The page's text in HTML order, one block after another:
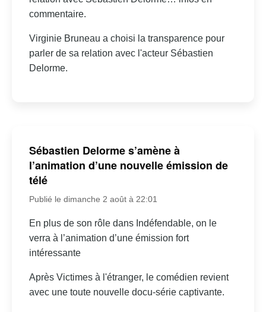
commentaire.
Virginie Bruneau a choisi la transparence pour
parler de sa relation avec l'acteur Sébastien
Delorme.
Sébastien Delorme s’amène à
l’animation d’une nouvelle émission de
télé
Publié le dimanche 2 août à 22:01
En plus de son rôle dans Indéfendable, on le
verra à l’animation d’une émission fort
intéressante
Après Victimes à l'étranger, le comédien revient
avec une toute nouvelle docu-série captivante.